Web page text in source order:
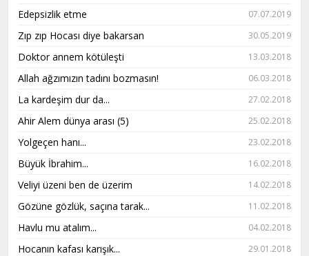
Edepsizlik etme 07.07.2019
Zıp zıp Hocası diye bakarsan 30.05.2019
Doktor annem kötüleşti 13.03.2018
Allah ağzımızın tadını bozmasın! 06.03.2018
La kardeşim dur da... 27.02.2018
Ahir Alem dünya arası (5) 25.02.2018
Yolgeçen hanı... 23.02.2018
Büyük İbrahim... 16.02.2018
Veliyi üzeni ben de üzerim 14.02.2018
Gözüne gözlük, saçına tarak... 11.02.2018
Havlu mu atalım... 04.02.2018
Hocanın kafası karışık... 29.01.2018